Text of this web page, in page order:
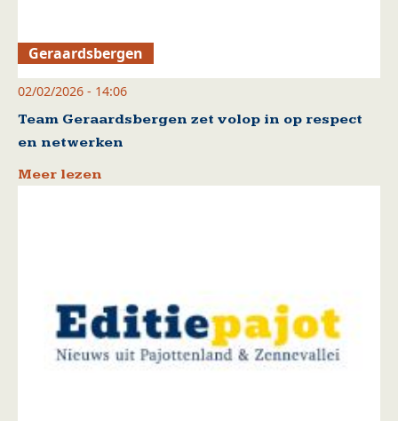
Geraardsbergen
02/02/2026 - 14:06
Team Geraardsbergen zet volop in op respect
en netwerken
Meer lezen